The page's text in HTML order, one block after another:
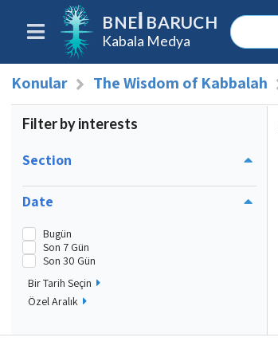
BNEI BARUCH
Kabala Medya
Konular The Wisdom of Kabbalah
Filter by interests
Section
Date
Bugün
Son 7 Gün
Son 30 Gün
Bir Tarih Seçin
Özel Aralık